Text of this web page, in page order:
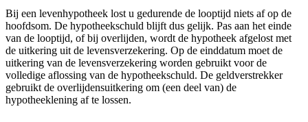
Bij een levenhypotheek lost u gedurende de looptijd niets af op de
hoofdsom. De hypotheekschuld blijft dus gelijk. Pas aan het einde
van de looptijd, of bij overlijden, wordt de hypotheek afgelost met
de uitkering uit de levensverzekering. Op de einddatum moet de
uitkering van de levensverzekering worden gebruikt voor de
volledige aflossing van de hypotheekschuld. De geldverstrekker
gebruikt de overlijdensuitkering om (een deel van) de
hypotheeklening af te lossen.